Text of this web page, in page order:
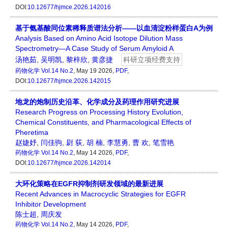
DOI:10.12677/hjmce.2026.142016
基于氨基酸同位素稀释质谱法分析——以血清淀粉样蛋白A为例
Analysis Based on Amino Acid Isotope Dilution Mass
Spectrometry—A Case Study of Serum Amyloid A
汤艳茹 吴明凯 黎梓欣 黄彦捷 科研立项经费支持
药物化学 Vol.14 No.2, May 19 2026, PDF,
DOI:10.12677/hjmce.2026.142015
地龙的炮制历史沿革、化学成分及药理作用研究进展
Research Progress on Processing History Evolution,
Chemical Constituents, and Pharmacological Effects of
Pheretima
赵婕妤 闫佳驹 尉 荻 胡 楠 李慧勇 曹 欢 笔雪艳
药物化学 Vol.14 No.2, May 14 2026, PDF,
DOI:10.12677/hjmce.2026.142014
大环化策略在EGFR抑制剂研发领域的最新进展
Recent Advances in Macrocyclic Strategies for EGFR
Inhibitor Development
陈士超
周庆发
药物化学 Vol.14 No.2, May 14 2026, PDF,